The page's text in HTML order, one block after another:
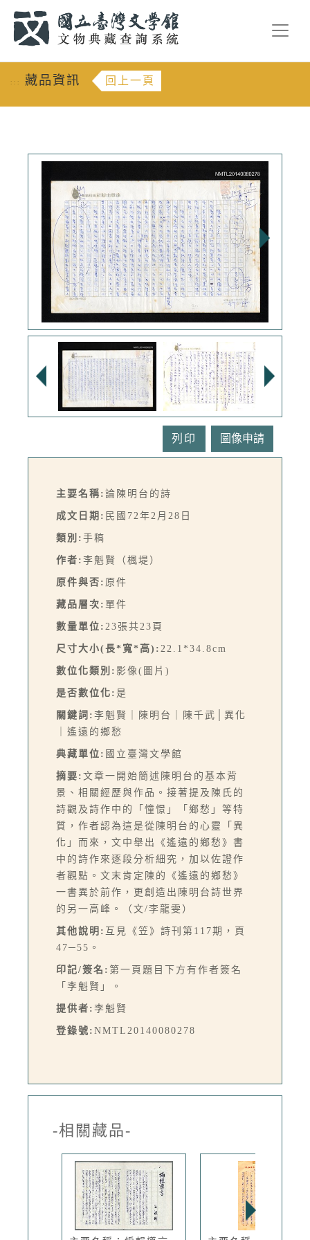
::: 藏品資訊 回上一頁
列印
主要名稱: 論陳明台的詩
成文日期: 民國72年2月28日
類別: 手稿
作者: 李魁賢（楓堤）
原件與否: 原件
藏品層次: 單件
數量單位: 23張共23頁
尺寸大小(長*寬*高): 22.1*34.8cm
數位化類別: 影像(圖片)
是否數位化: 是
關鍵詞: 李魁賢｜陳明台｜陳千武│異化
｜遙遠的鄉愁
典藏單位: 國立臺灣文學館
摘要: 文章一開始簡述陳明台的基本背
景、相關經歷與作品。接著提及陳氏的
詩觀及詩作中的「憧憬」「鄉愁」等特
質，作者認為這是從陳明台的心靈「異
化」而來，文中舉出《遙遠的鄉愁》書
中的詩作來逐段分析細究，加以佐證作
者觀點。文末肯定陳的《遙遠的鄉愁》
一書異於前作，更創造出陳明台詩世界
的另一高峰。（文/李龍雯）
其他說明: 互見《笠》詩刊第117期，頁
47─55。
印記/簽名: 第一頁題目下方有作者簽名
「李魁賢」。
提供者: 李魁賢
登錄號: NMTL20140080278
-相關藏品-